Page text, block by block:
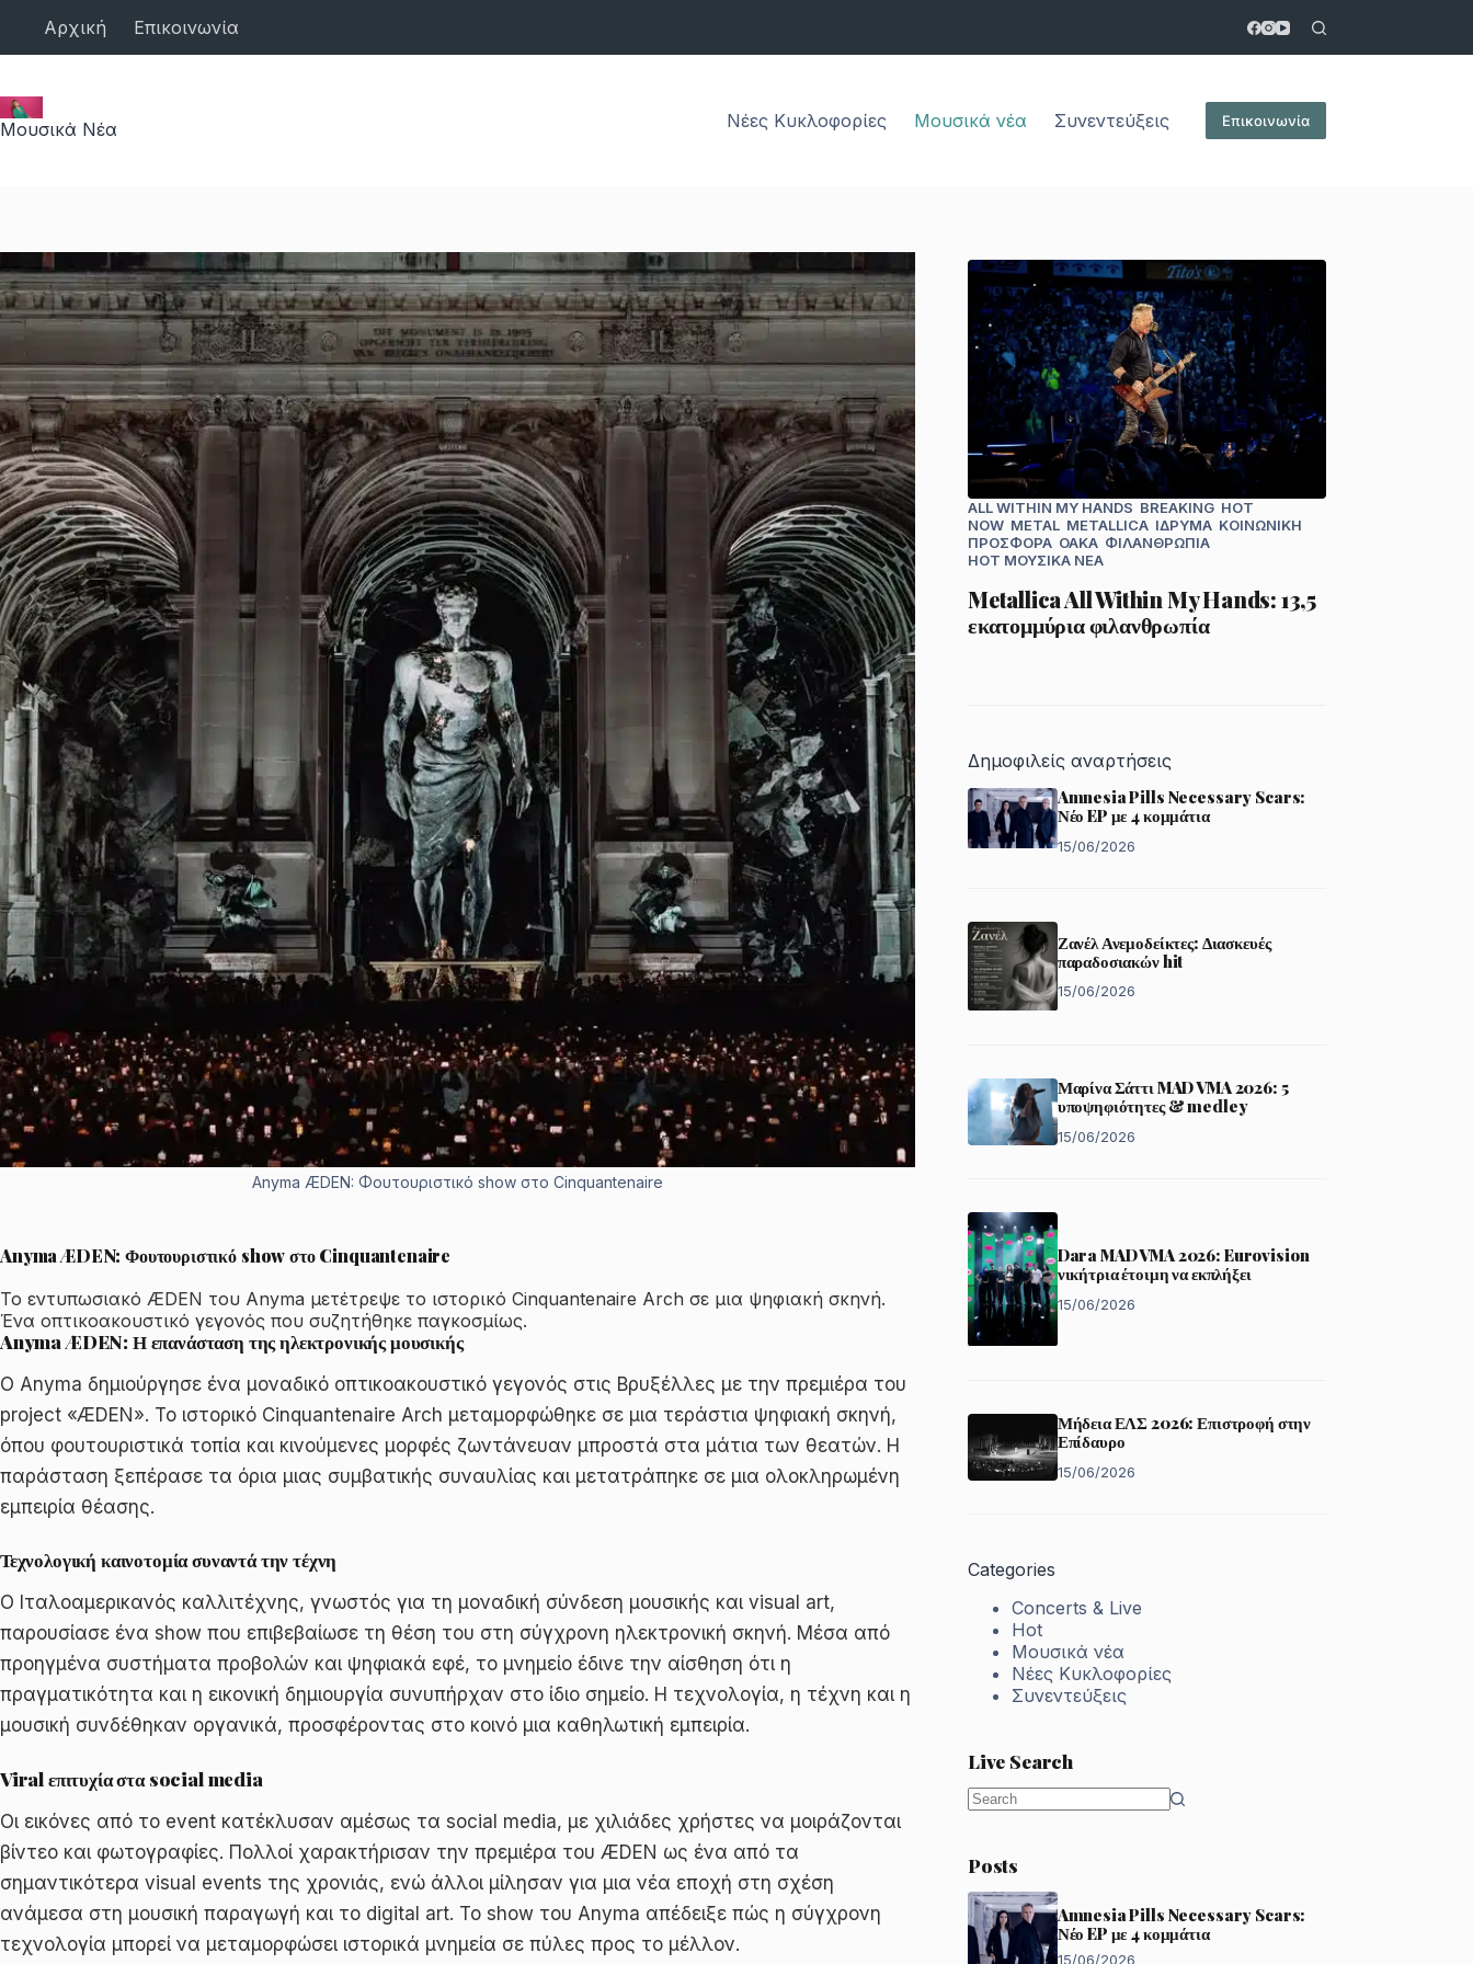
περιεχόμενο
Αρχική Επικοινωνία
Μουσικά Νέα Νέες Κυκλοφορίες Μουσικά νέα Συνεντεύξεις Επικοινωνία
Anyma ÆDEN: Φουτουριστικό show στο Cinquantenaire
Anyma ÆDEN: Φουτουριστικό show στο Cinquantenaire
Το εντυπωσιακό ÆDEN του Anyma μετέτρεψε το ιστορικό Cinquantenaire Arch σε μια ψηφιακή σκηνή.
Ένα οπτικοακουστικό γεγονός που συζητήθηκε παγκοσμίως.
Anyma ÆDEN: Η επανάσταση της ηλεκτρονικής μουσικής
Ο Anyma δημιούργησε ένα μοναδικό οπτικοακουστικό γεγονός στις Βρυξέλλες με την πρεμιέρα του
project «ÆDEN». Το ιστορικό Cinquantenaire Arch μεταμορφώθηκε σε μια τεράστια ψηφιακή σκηνή,
όπου φουτουριστικά τοπία και κινούμενες μορφές ζωντάνευαν μπροστά στα μάτια των θεατών. Η
παράσταση ξεπέρασε τα όρια μιας συμβατικής συναυλίας και μετατράπηκε σε μια ολοκληρωμένη
εμπειρία θέασης.
Τεχνολογική καινοτομία συναντά την τέχνη
Ο Ιταλοαμερικανός καλλιτέχνης, γνωστός για τη μοναδική σύνδεση μουσικής και visual art,
παρουσίασε ένα show που επιβεβαίωσε τη θέση του στη σύγχρονη ηλεκτρονική σκηνή. Μέσα από
προηγμένα συστήματα προβολών και ψηφιακά εφέ, το μνημείο έδινε την αίσθηση ότι η
πραγματικότητα και η εικονική δημιουργία συνυπήρχαν στο ίδιο σημείο. Η τεχνολογία, η τέχνη και η
μουσική συνδέθηκαν οργανικά, προσφέροντας στο κοινό μια καθηλωτική εμπειρία.
Viral επιτυχία στα social media
Οι εικόνες από το event κατέκλυσαν αμέσως τα social media, με χιλιάδες χρήστες να μοιράζονται
βίντεο και φωτογραφίες. Πολλοί χαρακτήρισαν την πρεμιέρα του ÆDEN ως ένα από τα
σημαντικότερα visual events της χρονιάς, ενώ άλλοι μίλησαν για μια νέα εποχή στη σχέση
ανάμεσα στη μουσική παραγωγή και το digital art. Το show του Anyma απέδειξε πώς η σύγχρονη
τεχνολογία μπορεί να μεταμορφώσει ιστορικά μνημεία σε πύλες προς το μέλλον.
ALL WITHIN MY HANDS BREAKING HOT
NOW METAL METALLICA ΊΔΡΥΜΑ ΚΟΙΝΩΝΙΚΉ
ΠΡΟΣΦΟΡΆ ΟΑΚΑ ΦΙΛΑΝΘΡΩΠΊΑ
HOT ΜΟΥΣΙΚΆ ΝΈΑ
Metallica All Within My Hands: 13,5
εκατομμύρια φιλανθρωπία
Δημοφιλείς αναρτήσεις
Amnesia Pills Necessary Scars:
Νέο EP με 4 κομμάτια
15/06/2026
Ζανέλ Ανεμοδείκτες: Διασκευές
παραδοσιακών hit
15/06/2026
Μαρίνα Σάττι MAD VMA 2026: 5
υποψηφιότητες & medley
15/06/2026
Dara MAD VMA 2026: Eurovision
νικήτρια έτοιμη να εκπλήξει
15/06/2026
Μήδεια ΕΛΣ 2026: Επιστροφή στην
Επίδαυρο
15/06/2026
Categories
Concerts & Live
Hot
Μουσικά νέα
Νέες Κυκλοφορίες
Συνεντεύξεις
Live Search
Posts
Amnesia Pills Necessary Scars:
Νέο EP με 4 κομμάτια
15/06/2026